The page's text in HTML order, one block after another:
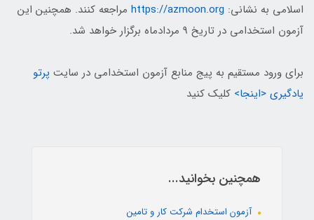
اسلامی به نشانی: https://azmoon.org مراجعه کنند. همچنین این
آزمون استخدامی در تاریخ 9 مردادماه برگزار خواهد شد.
برای ورود مستقیم به پیج منابع آزمون استخدامی در سایت پرتو
یادگیری <اینجا> کلیک کنید
همچنین بخوانید...
آزمون استخدام شرکت کار و تامین